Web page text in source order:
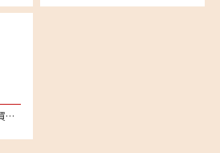
食品サンプルや食品玩具の買取強化中。ながお食研、元祖食品サンプル屋、森野サンプル、 まいづる、佐藤サンプル、イワサキ・ビーアイといった人気の食品サンプルメーカーは特に強化買取中